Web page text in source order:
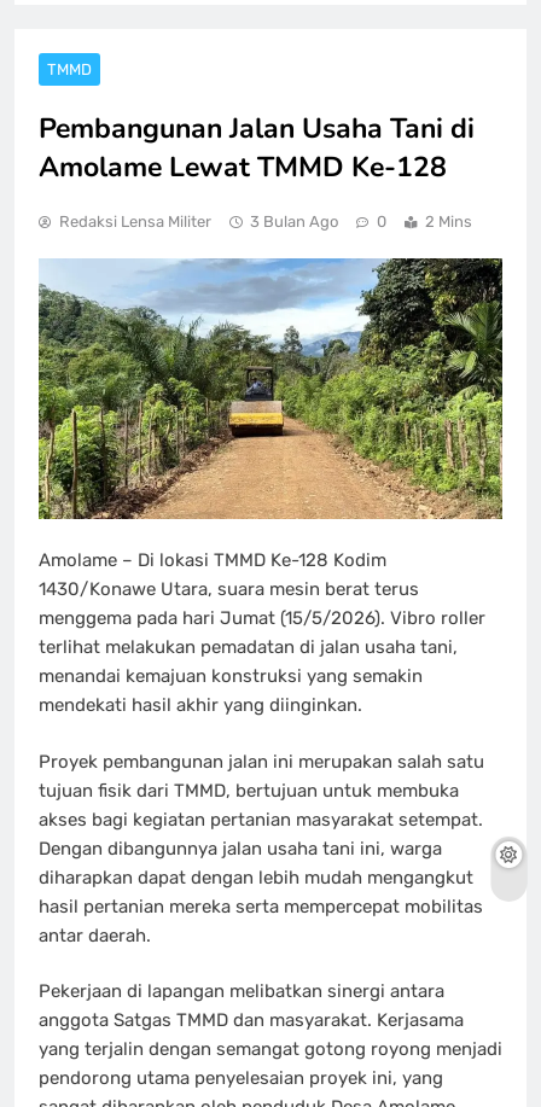
TMMD
Pembangunan Jalan Usaha Tani di
Amolame Lewat TMMD Ke-128
Redaksi Lensa Militer 3 Bulan Ago 0 2 Mins
Amolame – Di lokasi TMMD Ke-128 Kodim
1430/Konawe Utara, suara mesin berat terus
menggema pada hari Jumat (15/5/2026). Vibro roller
terlihat melakukan pemadatan di jalan usaha tani,
menandai kemajuan konstruksi yang semakin
mendekati hasil akhir yang diinginkan.
Proyek pembangunan jalan ini merupakan salah satu
tujuan fisik dari TMMD, bertujuan untuk membuka
akses bagi kegiatan pertanian masyarakat setempat.
Dengan dibangunnya jalan usaha tani ini, warga
diharapkan dapat dengan lebih mudah mengangkut
hasil pertanian mereka serta mempercepat mobilitas
antar daerah.
Pekerjaan di lapangan melibatkan sinergi antara
anggota Satgas TMMD dan masyarakat. Kerjasama
yang terjalin dengan semangat gotong royong menjadi
pendorong utama penyelesaian proyek ini, yang